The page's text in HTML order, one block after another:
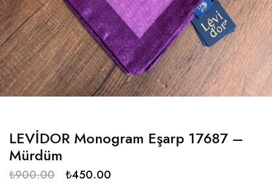
LEVİDOR Monogram Eşarp 17687 –
Mürdüm
₺900.00 ₺450.00